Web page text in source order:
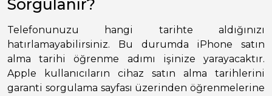
Sorgulanır?
Telefonunuzu hangi tarihte aldığınızı
hatırlamayabilirsiniz. Bu durumda iPhone satın
alma tarihi öğrenme adımı işinize yarayacaktır.
Apple kullanıcıların cihaz satın alma tarihlerini
garanti sorgulama sayfası üzerinden öğrenmelerine